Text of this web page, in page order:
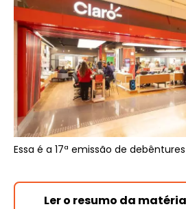
Essa é a 17ª emissão de
Ler o resumo da matéria